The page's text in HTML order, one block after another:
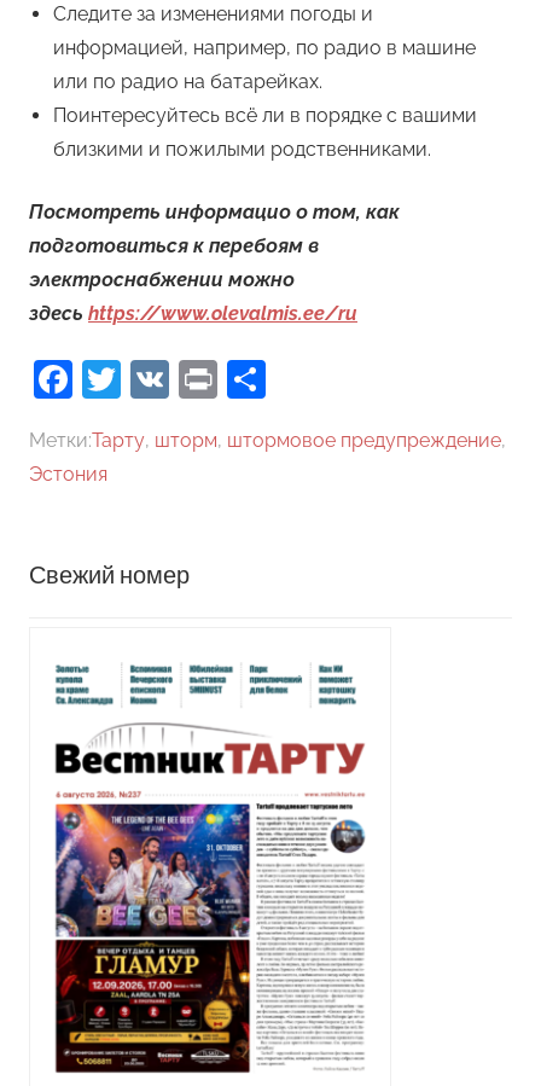
Следите за изменениями погоды и
информацией, например, по радио в машине
или по радио на батарейках.
Поинтересуйтесь всё ли в порядке с вашими
близкими и пожилыми родственниками.
Посмотреть информацио о том, как
подготовиться к перебоям в
электроснабжении можно
здесь https://www.olevalmis.ee/ru
Facebook
Twitter
VK Print
Метки:Тарту, шторм, штормовое предупреждение,
Эстония
Свежий номер